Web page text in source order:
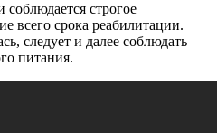
строгое
всего срока реабилитации.
следует и далее соблюдать
питания.